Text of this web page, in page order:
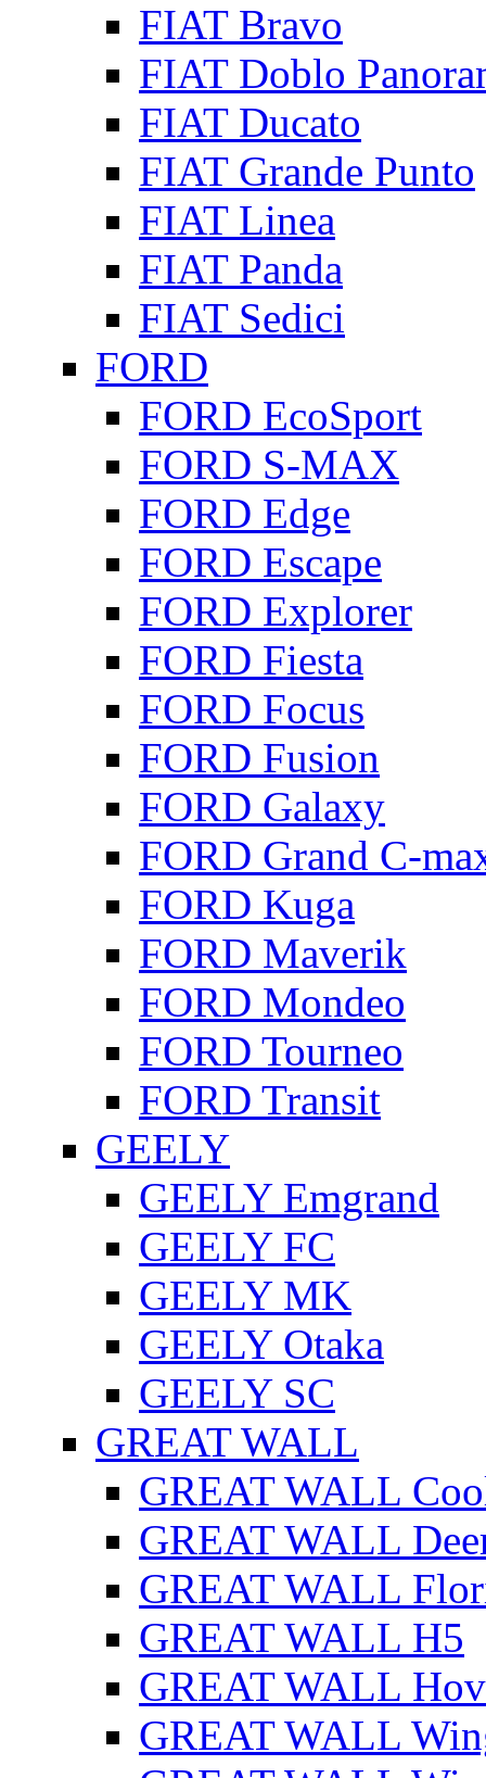
FIAT Bravo
FIAT Doblo
FIAT Ducato
FIAT Grande Punto
FIAT Linea
FIAT Panda
FIAT Sedici
FORD
FORD EcoSport
FORD S-MAX
FORD Edge
FORD Escape
FORD Explorer
FORD Fiesta
FORD Focus
FORD Fusion
FORD Galaxy
FORD Grand C-
FORD Kuga
FORD Maverik
FORD Mondeo
FORD Tourneo
FORD Transit
GEELY
GEELY Emgrand
GEELY FC
GEELY MK
GEELY Otaka
GEELY SC
GREAT WALL
GREAT WALL
GREAT WALL
GREAT WALL
GREAT WALL H5
GREAT WALL
GREAT WALL